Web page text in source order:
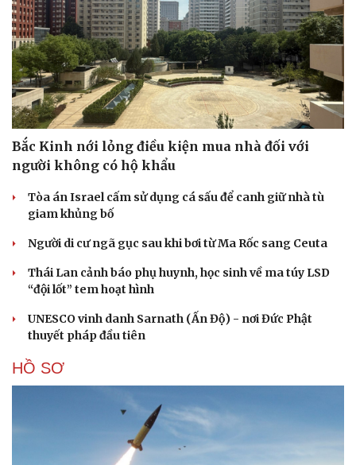
Bắc Kinh nới lỏng điều kiện mua nhà đối với
người không có hộ khẩu
Tòa án Israel cấm sử dụng cá sấu để canh giữ nhà tù
giam khủng bố
Người di cư ngã gục sau khi bơi từ Ma Rốc sang Ceuta
Thái Lan cảnh báo phụ huynh, học sinh về ma túy LSD
“đội lốt” tem hoạt hình
UNESCO vinh danh Sarnath (Ấn Độ) - nơi Đức Phật
thuyết pháp đầu tiên
HỒ SƠ